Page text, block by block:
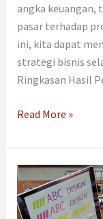
angka keuangan,
pasar terhadap
ini, kita dapat
strategi bisnis
Ringkasan Hasil
Read More »
Navigasi
Lebih
Menarik,